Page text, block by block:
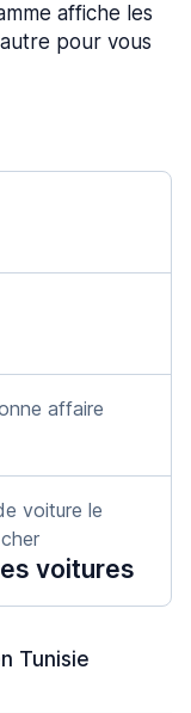
affiche les
pour vous
affaire
voiture le
voitures
Tunisie